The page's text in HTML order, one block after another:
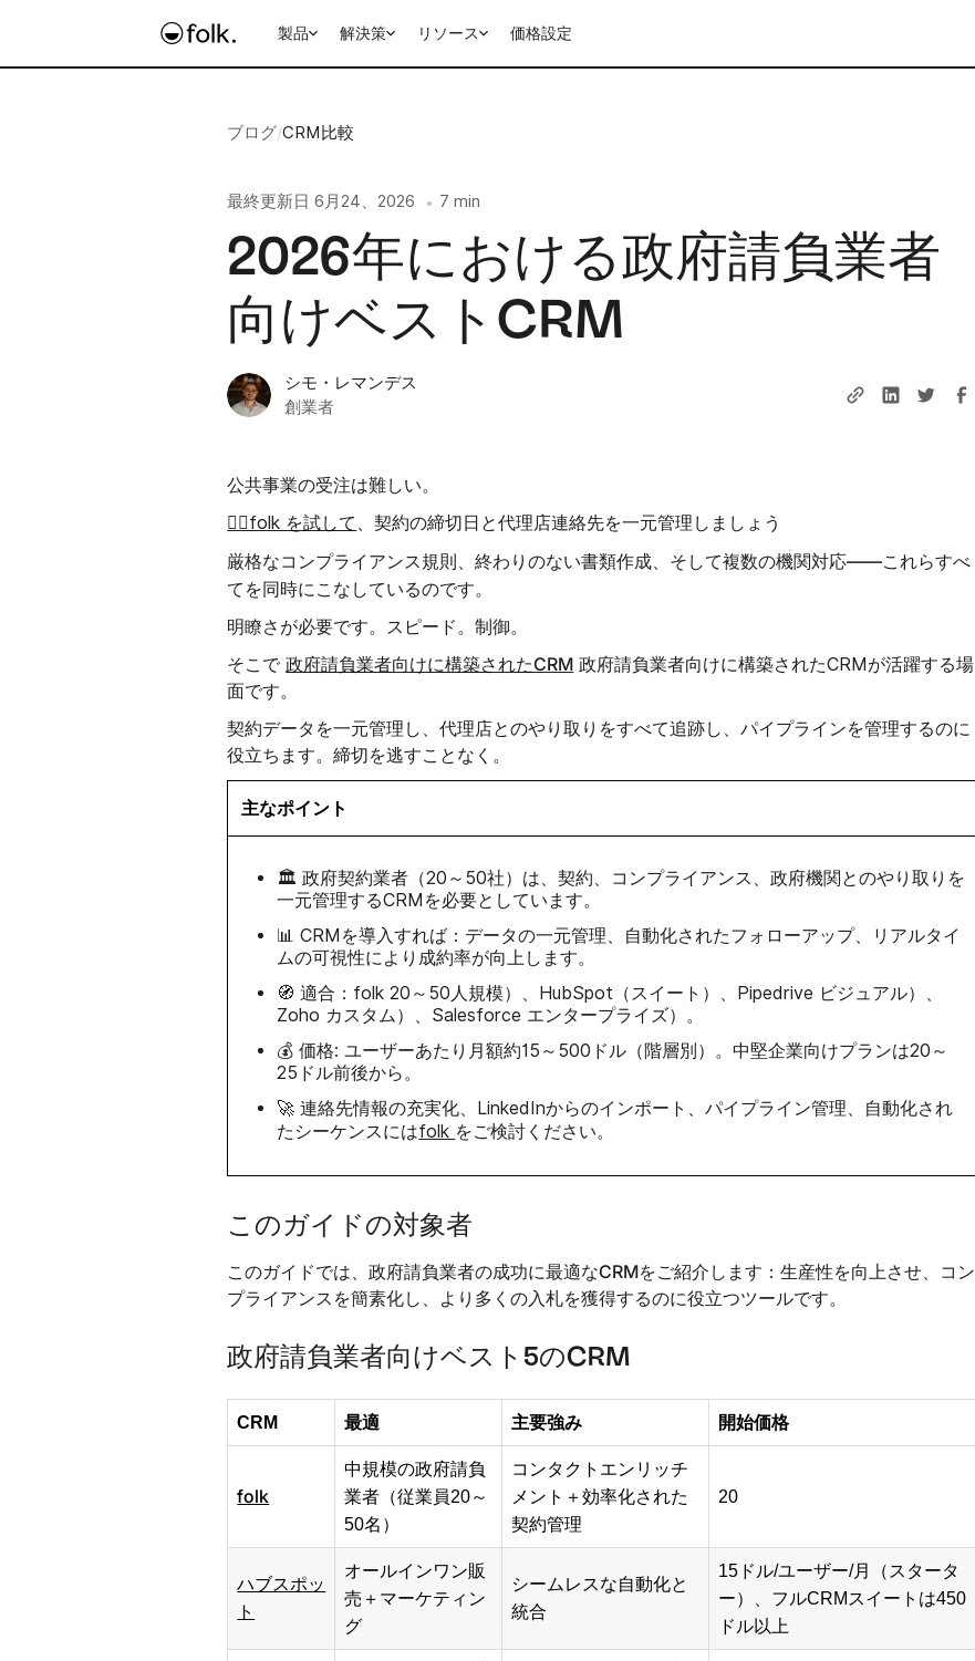
製品 解決策 リソース 価格設定
ブログ/CRM比較
最終更新日 6月24、2026 • 7 min
2026年における政府請負業者
向けベストCRM
シモ・レマンデス
創業者
公共事業の受注は難しい。
👉🏼folk を試して
、契約の締切日と代理店連絡先を一元管理しましょう
厳格なコンプライアンス規則、終わりのない書類作成、そして複数の機関対応——これらすべ
てを同時に こなしているのです。
明瞭さが必要です。スピード。制御。
そこで政府請負業者向けに構築されたCRM 政府請負業者向けに構築されたCRMが活躍する場
面です。
契約データを一元管理し、代理店とのやり取りをすべて追跡し、パイプラインを管理するのに
役立ちます。締切を逃すことなく。
主なポイント
🏛️ 政府契約業者（20～50社）は、契約、コンプライアンス、政府機関とのやり取りを
一元管理するCRMを必要としています。
📊 CRMを導入すれば：データの一元管理、自動化されたフォローアップ、リアルタイ
ムの可視性により成約率が向上します。
🧭 適合：folk 20～50人規模）、HubSpot（スイート）、Pipedrive ビジュアル）、
Zoho カスタム）、Salesforce エンタープライズ）。
💰 価格: ユーザーあたり月額約15～500ドル（階層別）。中堅企業向けプランは20～
25ドル前後から。
🚀 連絡先情報の充実化、LinkedInからのインポート、パイプライン管理、自動化され
たシーケンスにはfolk をご検討ください。
このガイドの対象者
このガイドでは、政府請負業者の成功に最適なCRMをご紹介します：生産性を向上させ、コン
プライアンスを簡素化し、より多くの入札を獲得するのに役立つツールです。
政府請負業者向けベスト5のCRM
CRM 最適 主要強み 開始価格
folk
中規模の政府請負
業者（従業員20～
50名）
コンタクトエンリッチ
メント＋効率化された
契約管理
20
ハブスポッ
ト
オールインワン販
売＋マーケティン
グ
シームレスな自動化と
統合
15ドル/ユーザー/月（スタータ
ー）、フルCRMスイートは450
ドル以上